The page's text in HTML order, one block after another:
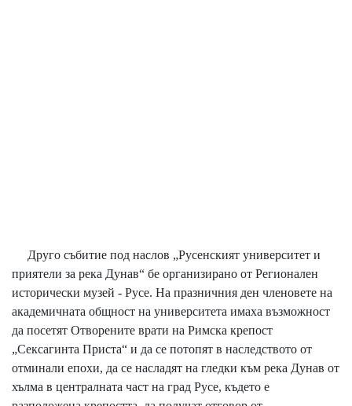
Друго събитие под наслов „Русенският университет и
приятели за река Дунав“ бе организирано от Регионален
исторически музей - Русе. На празничния ден членовете на
академичната общност на университета имаха възможност
да посетят Отворените врати на Римска крепост
„Сексагинта Приста“ и да се потопят в наследството от
отминали епохи, да се насладят на гледки към река Дунав от
хълма в централната част на град Русе, където е